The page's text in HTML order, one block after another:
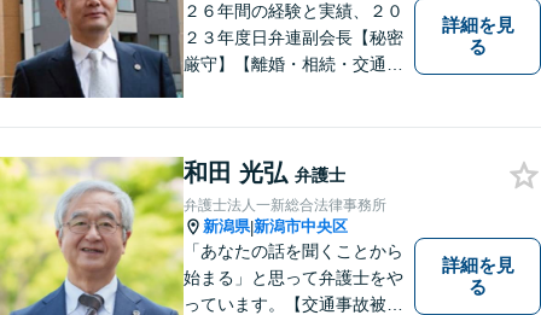
２６年間の経験と実績、２０
２３年度日弁連副会長【秘密
厳守】【離婚・相続・交通事
詳細を見
る
和田 光弘 弁護士
弁護士法人一新総合法律事務所
新潟県|新潟市中央区
「あなたの話を聞くことから
始まる」と思って弁護士をや
っています。【交通事故被害
詳細を見
る